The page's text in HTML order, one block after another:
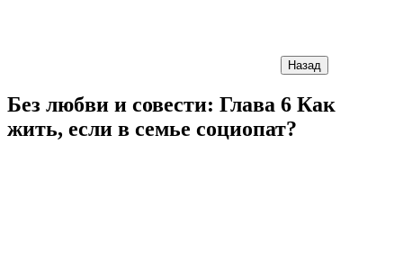
Назад
Без любви и совести: Глава 6 Как
жить, если в семье социопат?